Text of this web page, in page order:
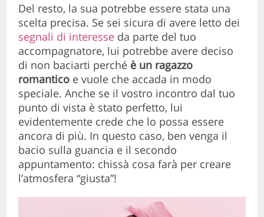
Del resto, la sua potrebbe essere stata una
scelta precisa. Se sei sicura di avere letto dei
segnali di interesse da parte del tuo
accompagnatore, lui potrebbe avere deciso
di non baciarti perché è un ragazzo
romantico e vuole che accada in modo
speciale. Anche se il vostro incontro dal tuo
punto di vista è stato perfetto, lui
evidentemente crede che lo possa essere
ancora di più. In questo caso, ben venga il
bacio sulla guancia e il secondo
appuntamento: chissà cosa farà per creare
l’atmosfera “giusta”!